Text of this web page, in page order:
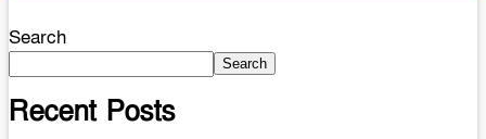
Search
Search
Recent Posts